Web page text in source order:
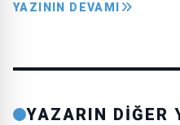
YAZININ DEVAMI
YAZARIN DİĞER